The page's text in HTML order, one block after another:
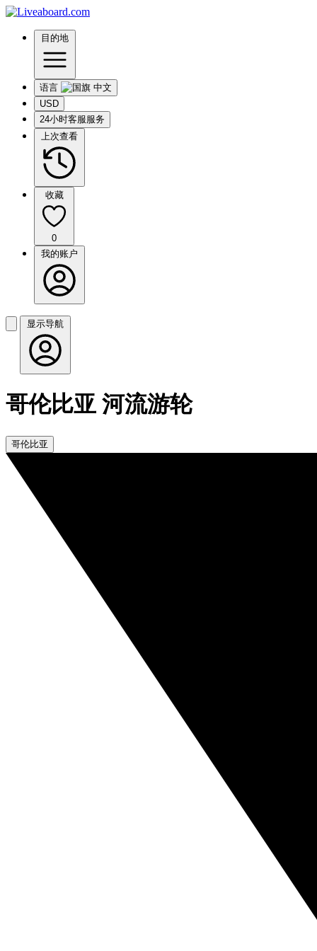
目的地
语言
USD
24小时客服服务
上次查看
收藏
0
我的账户
显示导航
哥伦比亚 河流游轮
哥伦比亚